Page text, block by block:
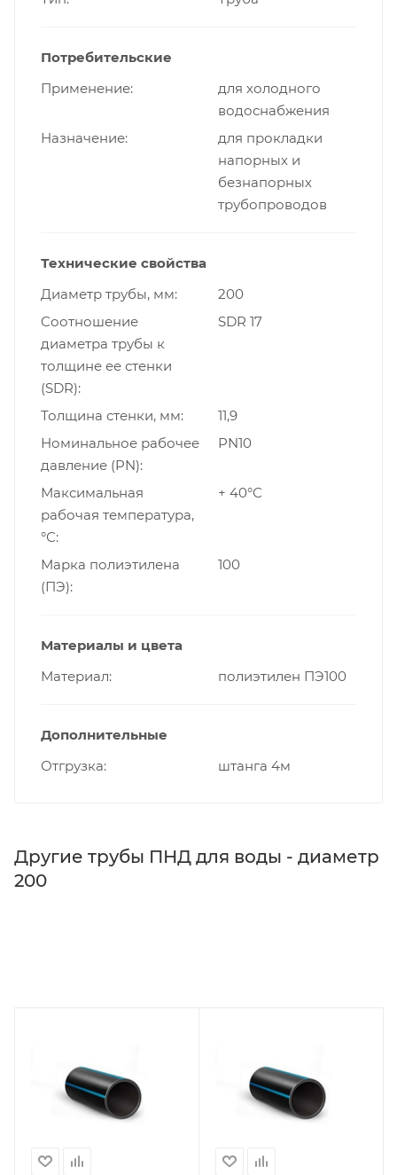
Потребительские
Применение
для холодного
водоснабжения
Назначение
для прокладки
напорных и
безнапорных
трубопроводов
Технические свойства
Диаметр трубы, мм
200
Cоотношение
диаметра трубы к
толщине ее стенки
(SDR)
SDR 17
Толщина стенки, мм
11,9
Номинальное рабочее
давление (PN)
PN10
Максимальная
рабочая температура,
°С
+ 40°С
Марка полиэтилена
(ПЭ)
100
Материалы и цвета
Материал
полиэтилен ПЭ100
Дополнительные
Отгрузка
штанга 4м
Другие трубы ПНД для воды - диаметр
200